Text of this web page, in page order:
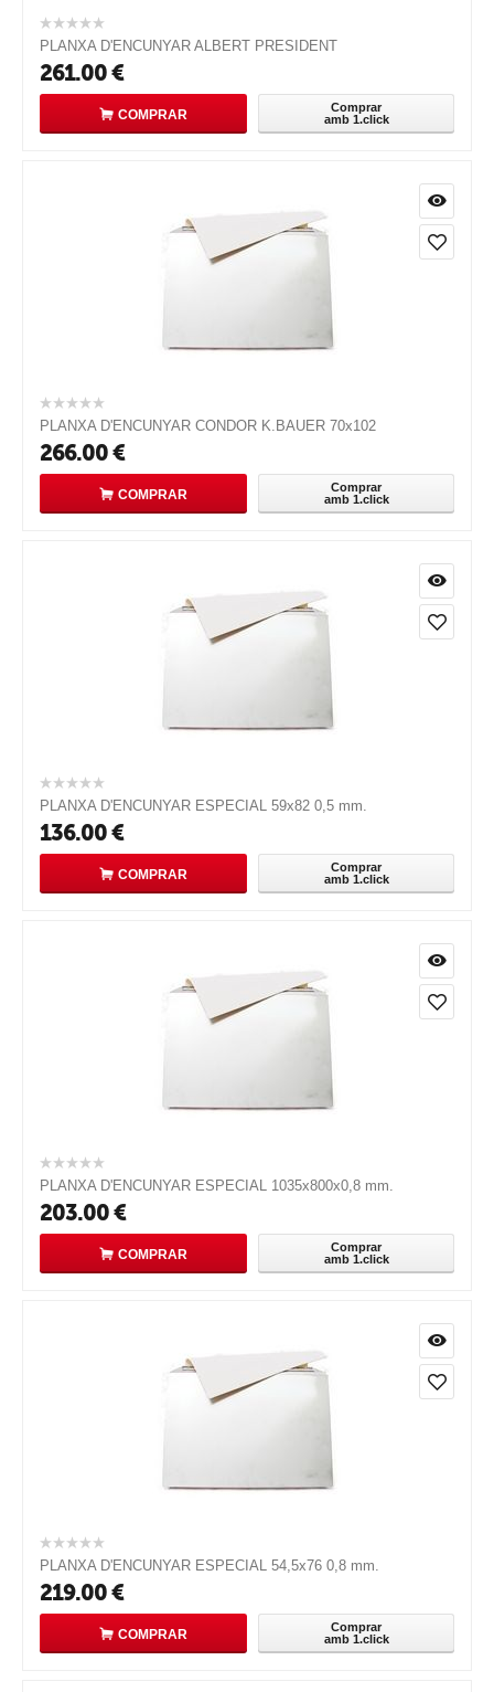
PLANXA D'ENCUNYAR ALBERT PRESIDENT
261.00€
COMPRAR
Comprar
amb 1.click
PLANXA D'ENCUNYAR CONDOR K.BAUER 70x102
266.00€
COMPRAR
Comprar
amb 1.click
PLANXA D'ENCUNYAR ESPECIAL 59x82 0,5 mm.
136.00€
COMPRAR
Comprar
amb 1.click
PLANXA D'ENCUNYAR ESPECIAL 1035x800x0,8 mm.
203.00€
COMPRAR
Comprar
amb 1.click
PLANXA D'ENCUNYAR ESPECIAL 54,5x76 0,8 mm.
219.00€
COMPRAR
Comprar
amb 1.click